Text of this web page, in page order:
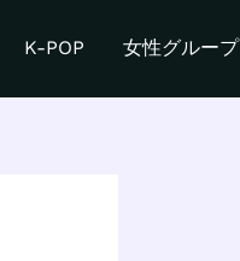
K-POP 女性グループ